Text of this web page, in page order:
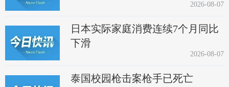
2026-08-07
日本实际家庭消费连续7个月同比
下滑
2026-08-07
泰国校园枪击案枪手已死亡